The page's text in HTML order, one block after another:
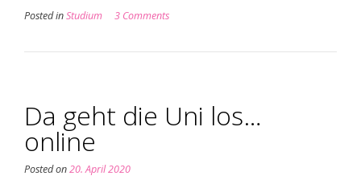
Posted inStudium 3 Comments
Da geht die Uni los…
online
Posted on20. April 2020